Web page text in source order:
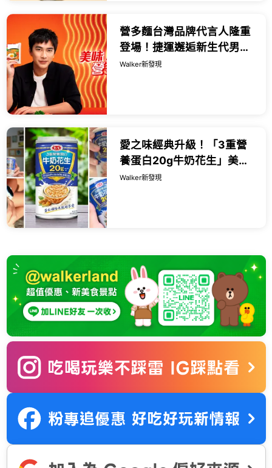
營多麵台灣品牌代言人隆重
登場！捷運邂逅新生代男神
抽美味ALL IN禮盒，消費滿
Walker新發現
愛之味經典升級！「3重營
養蛋白20g牛奶花生」美味
更有蛋白質，一次收服4位
Walker新發現